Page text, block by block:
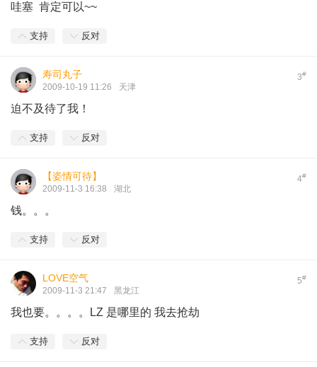
哇塞 肯定可以~~
支持 反对
3#
寿司丸子
2009-10-19 11:26 天津
迫不及待了我！
支持 反对
4#
【姿情可待】
2009-11-3 16:38 湖北
钱。。。
支持 反对
5#
LOVE空气
2009-11-3 21:47 黑龙江
我也要。。。。LZ 是哪里的 我去抢劫
支持 反对